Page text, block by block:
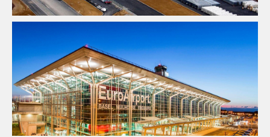
Fluides Infrastructure Ingenierie TCE Pilotage D'opération /
MOEX Structure VRD